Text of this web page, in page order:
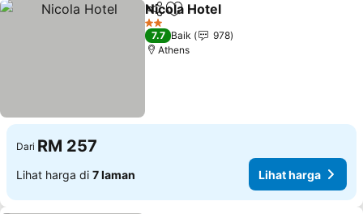
KongsiTambah ke favorit
Nicola Hotel
2 Bintang
7.7 Baik
978
Athens
Dari RM 257
Lihat harga di 7 laman Lihat harga